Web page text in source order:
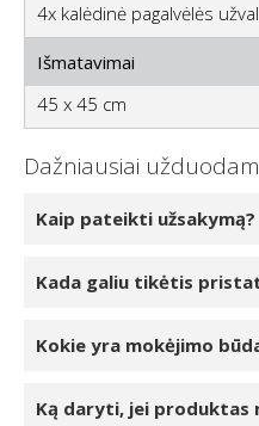
4x kalėdinė pagalvėlės
Išmatavimai
45 x 45 cm
Dažniausiai
Kaip pateikti užsakymą?
Pasirinkite norimą
spustelėdami 1, 2 arba 3
Į krepšelį galite įtraukti
Kasos proceso pabaigoje
Kada galiu tikėtis
Jei jūsų pasirinktas
pristatymo galite tikėtis
dažniausiai ryte. Prieš
Kokie yra mokėjimo
Ką daryti, jei produktas